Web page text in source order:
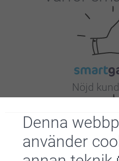
Denna
använder
Nöjd